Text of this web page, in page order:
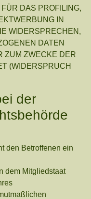
DAS PROFILING,
IN
WIDERSPRECHEN,
DATEN
ZUM ZWECKE DER
(WIDERSPRUCH
der
den Betroffenen ein
dem Mitgliedstaat